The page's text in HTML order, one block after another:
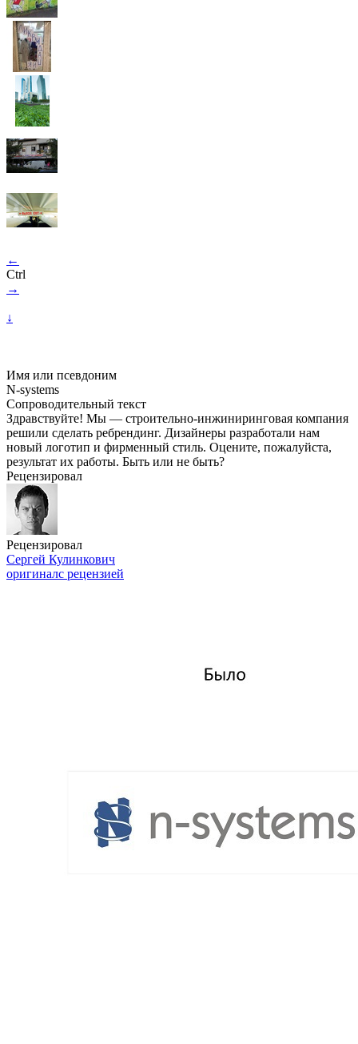
←
Ctrl
→
↓
Имя или псевдоним
N-systems
Сопроводительный текст
Здравствуйте! Мы — строительно-инжиниринговая компания
решили сделать ребрендинг. Дизайнеры разработали нам
новый логотип и фирменный стиль. Оцените, пожалуйста,
результат их работы. Быть или не быть?
Рецензировал
Рецензировал
Сергей Кулинкович
оригиналс рецензией